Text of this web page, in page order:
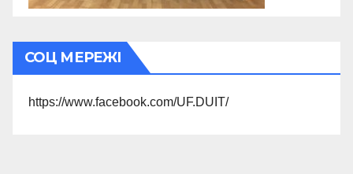
СОЦ МЕРЕЖІ
https://www.facebook.com/UF.DUIT/